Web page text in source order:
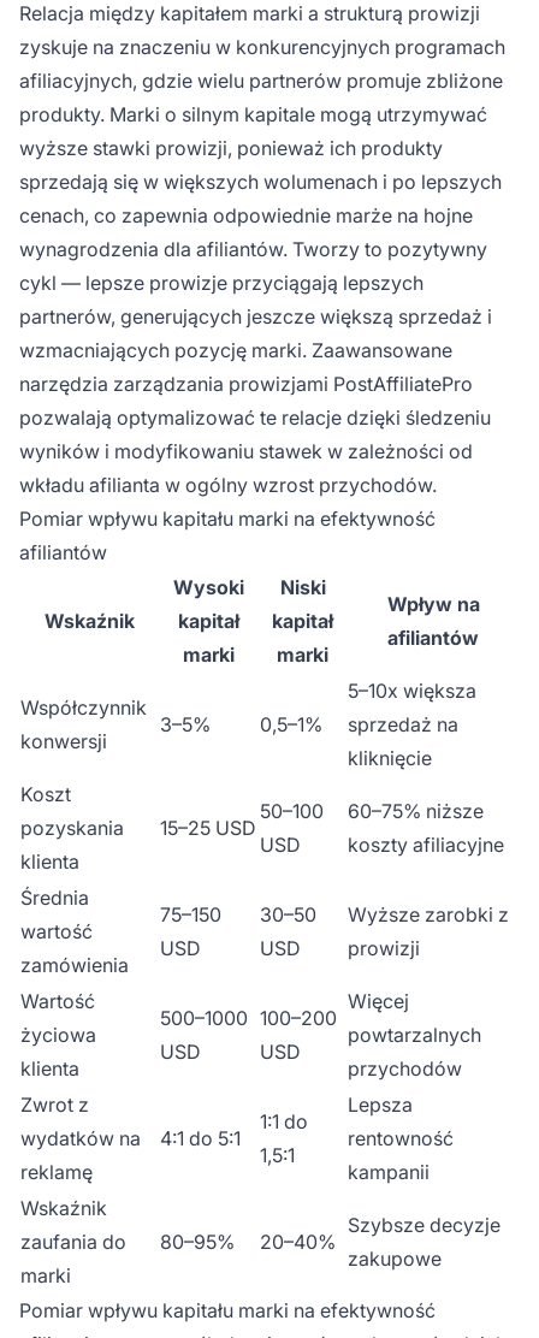
Relacja między kapitałem marki a strukturą prowizji
zyskuje na znaczeniu w konkurencyjnych programach
afiliacyjnych, gdzie wielu partnerów promuje zbliżone
produkty. Marki o silnym kapitale mogą utrzymywać
wyższe stawki prowizji, ponieważ ich produkty
sprzedają się w większych wolumenach i po lepszych
cenach, co zapewnia odpowiednie marże na hojne
wynagrodzenia dla afiliantów. Tworzy to pozytywny
cykl — lepsze prowizje przyciągają lepszych
partnerów, generujących jeszcze większą sprzedaż i
wzmacniających pozycję marki. Zaawansowane
narzędzia zarządzania prowizjami PostAffiliatePro
pozwalają optymalizować te relacje dzięki śledzeniu
wyników i modyfikowaniu stawek w zależności od
wkładu afilianta w ogólny wzrost przychodów.
Pomiar wpływu kapitału marki na efektywność
afiliantów
Wskaźnik
Wysoki
kapitał
marki
Niski
kapitał
marki
Wpływ na
afiliantów
Współczynnik
konwersji
3–5% 0,5–1%
5–10x większa
sprzedaż na
kliknięcie
Koszt
pozyskania
klienta
15–25 USD
50–100
USD
60–75% niższe
koszty afiliacyjne
Średnia
wartość
zamówienia
75–150
USD
30–50
USD
Wyższe zarobki z
prowizji
Wartość
życiowa
klienta
500–1000
USD
100–200
USD
Więcej
powtarzalnych
przychodów
Zwrot z
wydatków na
reklamę
4:1 do 5:1
1:1 do
1,5:1
Lepsza
rentowność
kampanii
Wskaźnik
zaufania do
marki
80–95% 20–40%
Szybsze decyzje
zakupowe
Pomiar wpływu kapitału marki na efektywność